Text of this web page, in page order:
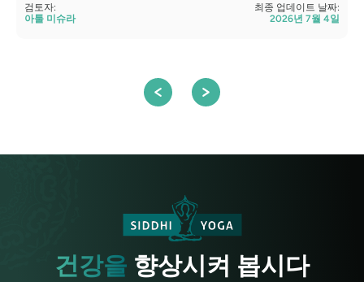
검토자:
아툴 미슈라
최종 업데이트 날짜:
2026년 7월 4일
건강을 향상시켜 봅시다